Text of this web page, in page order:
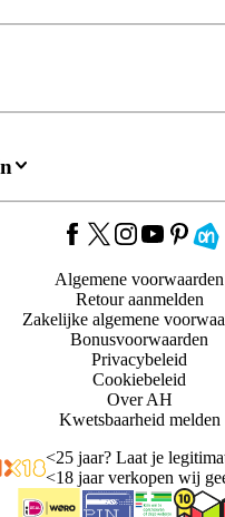
Algemene voorwaarden
Retour aanmelden
Zakelijke algemene
Bonusvoorwaarden
Privacybeleid
Cookiebeleid
Over AH
Kwetsbaarheid melden
<25 jaar? Laat je
<18 jaar verkopen wij